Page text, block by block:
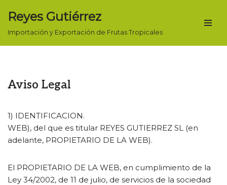
Reyes Gutiérrez
Importación y Exportación de Frutas Tropicales
Aviso Legal
1) IDENTIFICACION.
WEB), del que es titular REYES GUTIERREZ SL (en
adelante, PROPIETARIO DE LA WEB).
El PROPIETARIO DE LA WEB, en cumplimiento de la
Ley 34/2002, de 11 de julio, de servicios de la sociedad